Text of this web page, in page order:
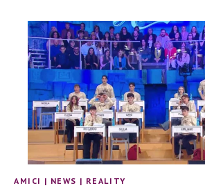
AMICI | NEWS | REALITY